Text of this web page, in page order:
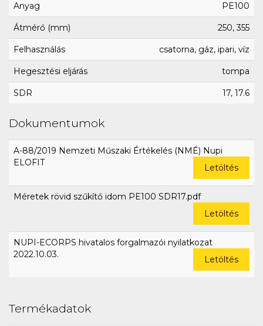
Anyag PE100
Átmérő (mm) 250, 355
Felhasználás csatorna, gáz, ipari, víz
Hegesztési eljárás tompa
SDR 17, 17.6
Dokumentumok
A-88/2019 Nemzeti Műszaki Értékelés (NMÉ) Nupi
ELOFIT
Letöltés
Méretek rövid szűkítő idom PE100 SDR17.pdf
Letöltés
NUPI-ECORPS hivatalos forgalmazói nyilatkozat
2022.10.03.
Letöltés
Termékadatok